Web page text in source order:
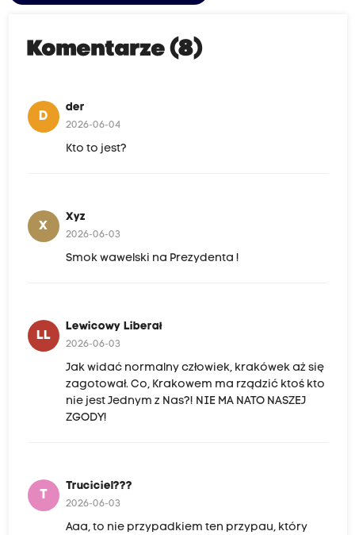
Komentarze (8)
D
der
2026-06-04
Kto to jest?
X
Xyz
2026-06-03
Smok wawelski na Prezydenta !
LL
Lewicowy Liberał
2026-06-03
Jak widać normalny człowiek, krakówek aż się
zagotował. Co, Krakowem ma rządzić ktoś kto
nie jest Jednym z Nas?! NIE MA NATO NASZEJ
ZGODY!
T
Truciciel???
2026-06-03
Aaa, to nie przypadkiem ten przypau, który